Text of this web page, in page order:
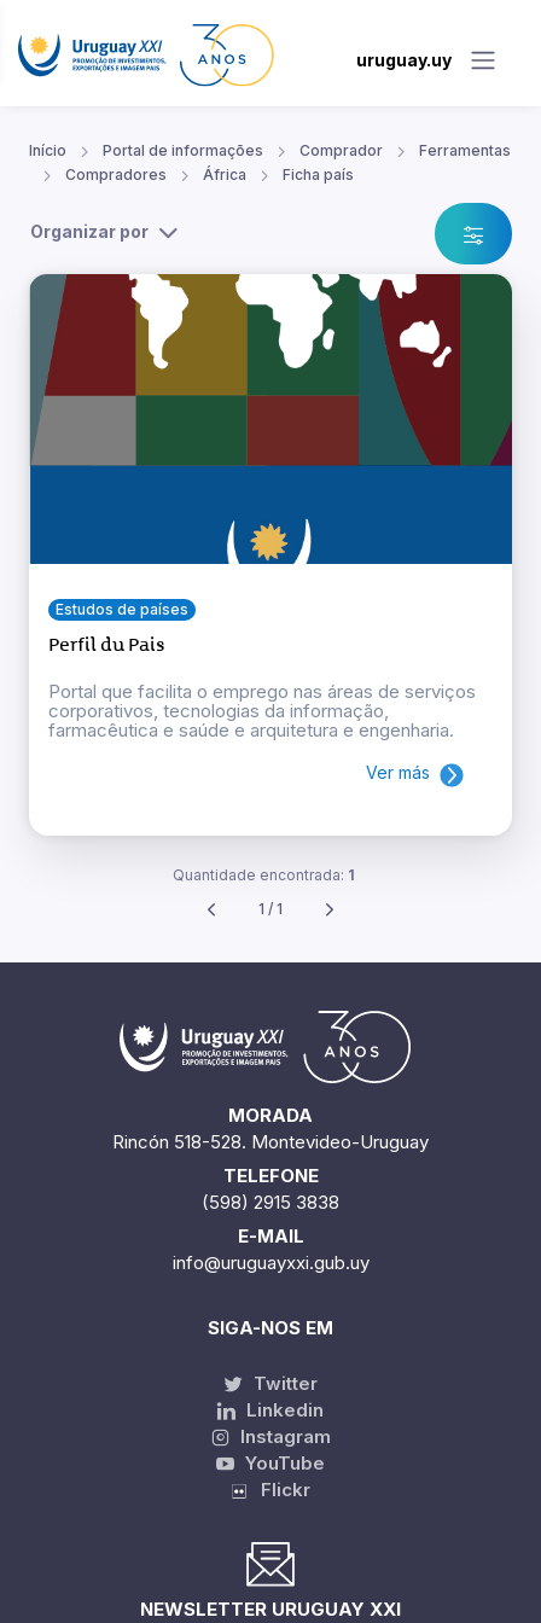
uruguay.uy
Início Portal de informações Comprador
Ferramentas
Compradores
África Ficha país
Organizar por
Estudos de países
Perfil du Pais
Portal que facilita o emprego nas áreas de serviços
corporativos, tecnologias da informação,
farmacêutica e saúde e arquitetura e engenharia.
Ver más
Quantidade encontrada: 1
1 / 1
MORADA
Rincón 518-528. Montevideo-Uruguay
TELEFONE
(598) 2915 3838
E-MAIL
info@uruguayxxi.gub.uy
SIGA-NOS EM
Twitter
Linkedin
Instagram
YouTube
Flickr
NEWSLETTER URUGUAY XXI